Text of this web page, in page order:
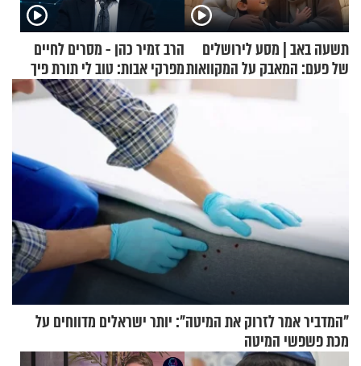
תשעה באב | מסע לירושלים
של פעם: המאבק על המקוואות
הרב זמיר כהן - מסרים לחיים
מפרקי אבות: טוב לי תורת פיך
"המדביר אמר לזרוק את המיטה": יותר ישראלים מדווחים על
מכת פשפשי המיטה